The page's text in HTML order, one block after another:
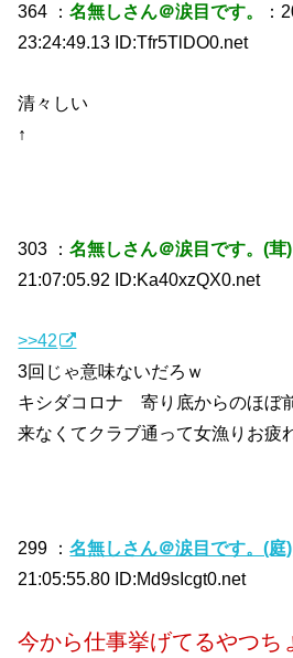
364 ：名無しさん＠涙目です。
：
23:24:49.13 ID:Tfr5TlDO0.net
清々しい
↑
303 ：名無しさん＠涙目です。(茸
21:07:05.92 ID:Ka40xzQX0.net
>>42
3回じゃ意味ないだろｗ
キシダコロナ 寄り底からのほぼ
来なくてクラブ通って女漁りお疲
299 ：名無しさん＠涙目です。(庭
21:05:55.80 ID:Md9sIcgt0.net
今から仕事挙げてるやつち